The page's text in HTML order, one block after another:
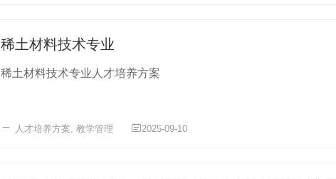
稀土材料技术专业
稀土材料技术专业人才培养方案
人才培养方案, 教学管理 2025-09-10